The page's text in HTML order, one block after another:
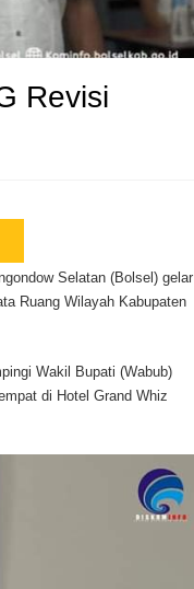
Revisi
Selatan (Bolsel) gelar
Ruang Wilayah Kabupaten
Wakil Bupati (Wabub)
di Hotel Grand Whiz